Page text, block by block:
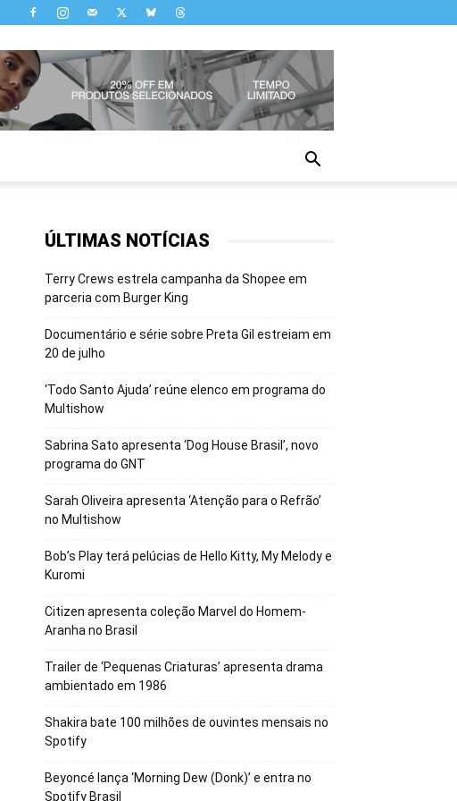
ÚLTIMAS NOTÍCIAS
Terry Crews estrela campanha da Shopee em
parceria com Burger King
Documentário e série sobre Preta Gil estreiam em
20 de julho
‘Todo Santo Ajuda’ reúne elenco em programa do
Multishow
Sabrina Sato apresenta ‘Dog House Brasil’, novo
programa do GNT
Sarah Oliveira apresenta ‘Atenção para o Refrão’
no Multishow
Bob’s Play terá pelúcias de Hello Kitty, My Melody e
Kuromi
Citizen apresenta coleção Marvel do Homem-
Aranha no Brasil
Trailer de ‘Pequenas Criaturas’ apresenta drama
ambientado em 1986
Shakira bate 100 milhões de ouvintes mensais no
Spotify
Beyoncé lança ‘Morning Dew (Donk)’ e entra no
Spotify Brasil